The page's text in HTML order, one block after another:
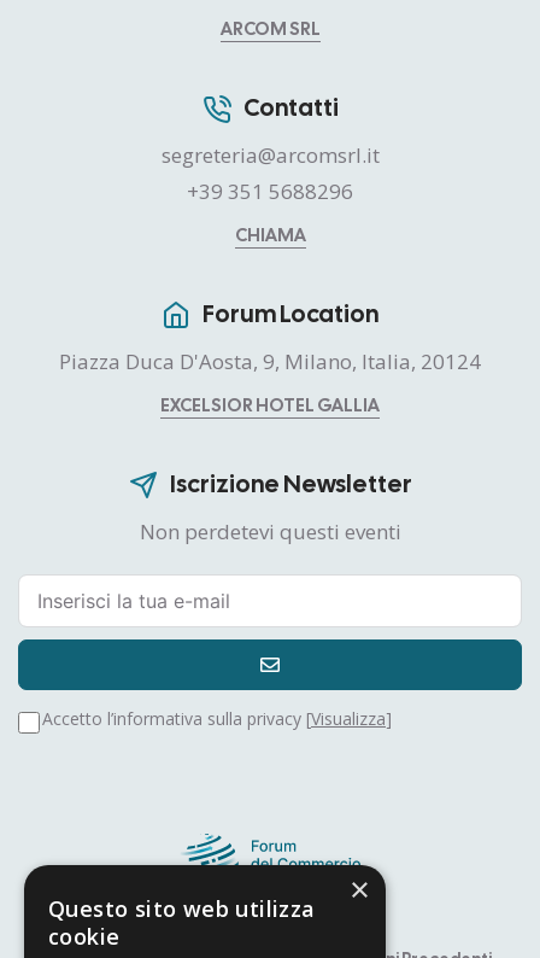
ARCOM SRL
Contatti
segreteria@arcomsrl.it
+39 351 5688296
CHIAMA
Forum Location
Piazza Duca D'Aosta, 9, Milano, Italia, 20124
EXCELSIOR HOTEL GALLIA
Iscrizione Newsletter
Non perdetevi questi eventi
Accetto l’informativa sulla privacy [Visualizza]
×
Questo sito web utilizza
cookie